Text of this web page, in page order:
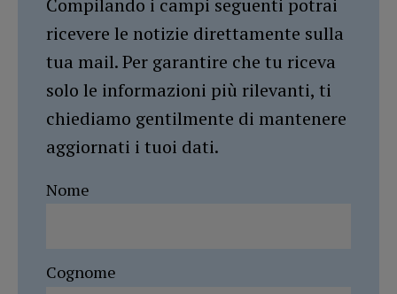
ricevere le notizie direttamente sulla
tua mail. Per garantire che tu riceva
solo le informazioni più rilevanti, ti
chiediamo gentilmente di mantenere
aggiornati i tuoi dati.
Nome
Cognome